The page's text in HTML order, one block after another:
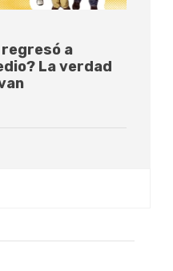
regresó a
La verdad